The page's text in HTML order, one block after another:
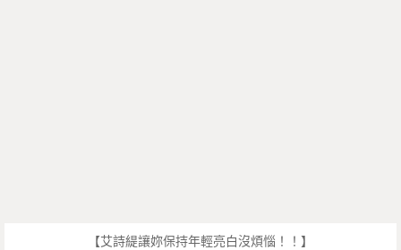
【艾詩緹讓妳保持年輕亮白沒煩惱！！】